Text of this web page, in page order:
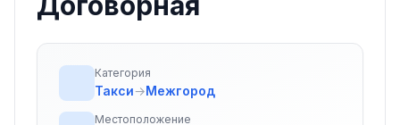
Категория
Такси→Межгород
Местоположение